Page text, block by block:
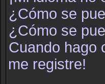
¿Cómo se
¿Cómo se
Cuando hago
me registre!